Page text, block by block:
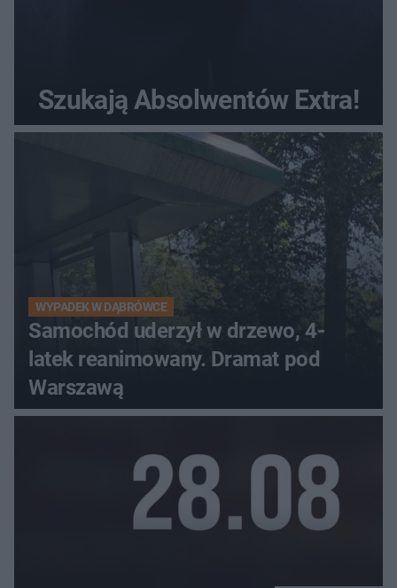
Szukają Absolwentów Extra!
WYPADEK W DĄBRÓWCE
Samochód uderzył w drzewo, 4-
latek reanimowany. Dramat pod
Warszawą